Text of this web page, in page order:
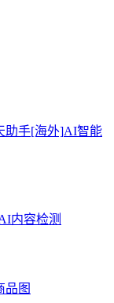
助手[海外]AI智能
内容检测
品图